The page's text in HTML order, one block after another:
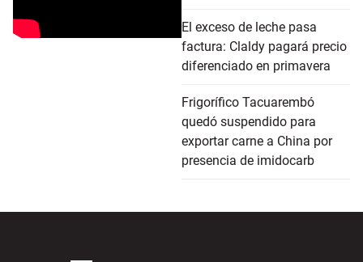
El exceso de leche pasa
factura: Claldy pagará precio
diferenciado en primavera
Frigorífico Tacuarembó
quedó suspendido para
exportar carne a China por
presencia de imidocarb